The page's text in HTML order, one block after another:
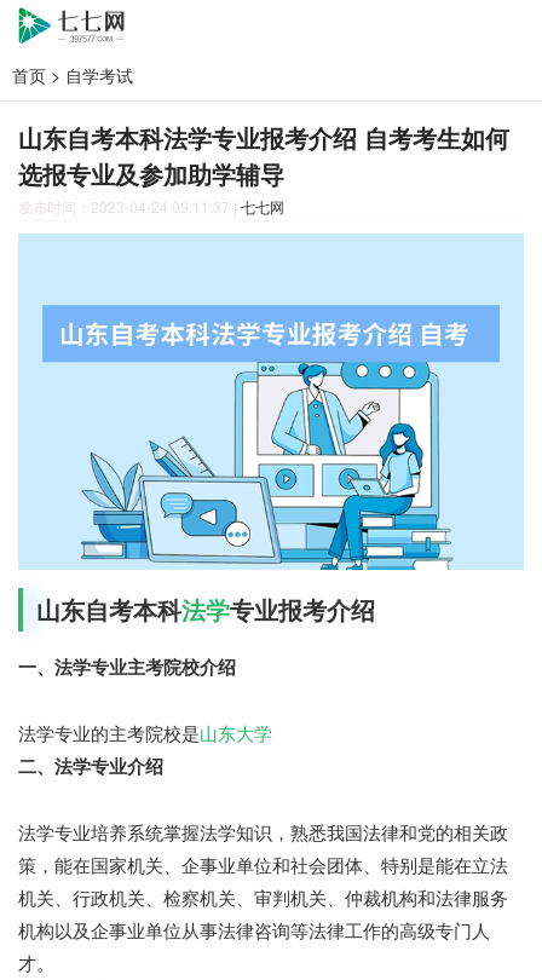
首页 > 自学考试
山东自考本科法学专业报考介绍 自考考生如何
选报专业及参加助学辅导
发布时间：2023-04-24 09:11:37 | 七七网
山东自考本科法学专业报考介绍
一、 法学专业主考院校介绍
法学专业的主考院校是山东大学
二、法学专业介绍
法学专业培养系统掌握法学知识，熟悉我国法律和党的相关政
策，能在国家机关、企事业单位和社会团体、特别是能在立法
机关、行政机关、检察机关、审判机关、仲裁机构和法律服务
机构以及企事业单位从事法律咨询等法律工作的高级专门人
才。